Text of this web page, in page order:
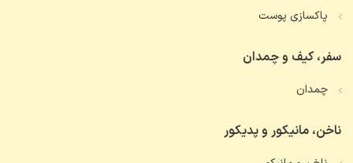
پاکسازی پوست
سفر، کیف و چمدان
چمدان
ناخن، مانیکور و پدیکور